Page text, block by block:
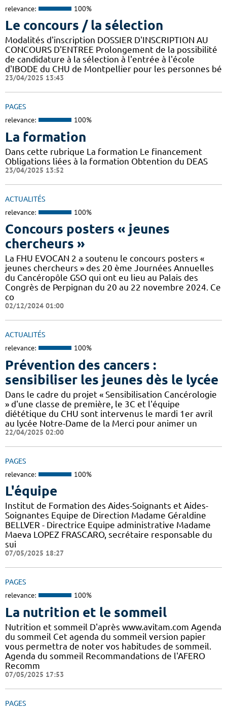
relevance: 100%
Le concours / la sélection
Modalités d'inscription DOSSIER D'INSCRIPTION AU
CONCOURS D'ENTREE Prolongement de la possibilité
de candidature à la sélection à l'entrée à l'école
d'IBODE du CHU de Montpellier pour les personnes bé
23/04/2025 13:43
PAGES
relevance: 100%
La formation
Dans cette rubrique La formation Le financement
Obligations liées à la formation Obtention du DEAS
23/04/2025 13:52
ACTUALITÉS
relevance: 100%
Concours posters « jeunes
chercheurs »
La FHU EVOCAN 2 a soutenu le concours posters «
jeunes chercheurs » des 20 ème Journées Annuelles
du Cancéropôle GSO qui ont eu lieu au Palais des
Congrès de Perpignan du 20 au 22 novembre 2024. Ce
co
02/12/2024 01:00
ACTUALITÉS
relevance: 100%
Prévention des cancers :
sensibiliser les jeunes dès le lycée
Dans le cadre du projet « Sensibilisation Cancérologie
» d'une classe de première, le 3C et l'équipe
diététique du CHU sont intervenus le mardi 1er avril
au lycée Notre-Dame de la Merci pour animer un
22/04/2025 02:00
PAGES
relevance: 100%
L'équipe
Institut de Formation des Aides-Soignants et Aides-
Soignantes Equipe de Direction Madame Géraldine
BELLVER - Directrice Equipe administrative Madame
Maeva LOPEZ FRASCARO, secrétaire responsable du
sui
07/05/2025 18:27
PAGES
relevance: 100%
La nutrition et le sommeil
Nutrition et sommeil D'après www.avitam.com Agenda
du sommeil Cet agenda du sommeil version papier
vous permettra de noter vos habitudes de sommeil.
Agenda du sommeil Recommandations de l'AFERO
Recomm
07/05/2025 17:53
PAGES